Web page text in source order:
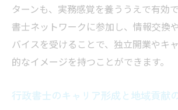
ターンも、実務感覚を養ううえで有効
書士ネットワークに参加し、情報交換
バイスを受けることで、独立開業やキ
的なイメージを持つことができます。
行政書士のキャリア形成と地域貢献